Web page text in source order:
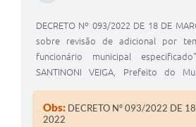
DECRETO Nº 093/2022 DE 18 DE
sobre revisão de adicional por
funcionário municipal
SANTINONI VEIGA, Prefeito do
legais de seu cargo.
Obs: DECRETO Nº 093/2022 DE
2022